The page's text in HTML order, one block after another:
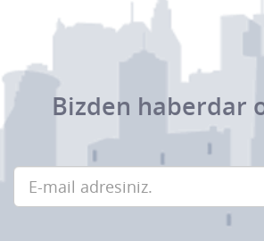
Bakırcılar & Kalaycılar
Balık Restorantlar
Basın & Medya
Bizden haberdar